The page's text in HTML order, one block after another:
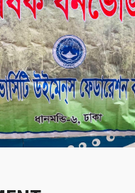
বার্ষিক বনভোজন ২০২৫